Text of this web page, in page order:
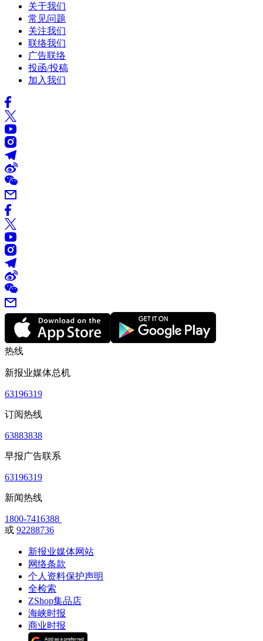
关于我们
常见问题
关注我们
联络我们
广告联络
投函/投稿
加入我们
热线
新报业媒体总机
63196319
订阅热线
63883838
早报广告联系
63196319
新闻热线
1800-7416388
或 92288736
新报业媒体网站
网络条款
个人资料保护声明
全检索
ZShop集品店
海峡时报
商业时报